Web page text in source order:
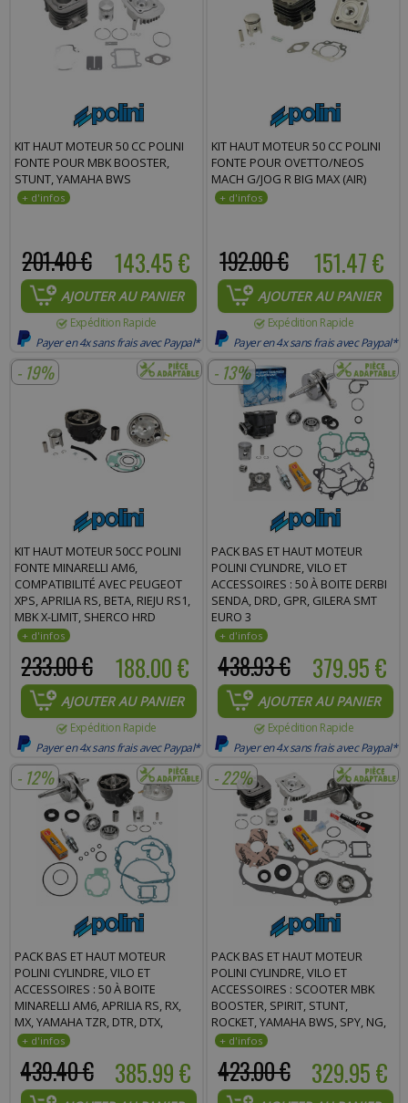
KIT HAUT MOTEUR 50 CC POLINI
FONTE POUR MBK BOOSTER,
STUNT, YAMAHA BWS
143.45 €
201.40 €
AJOUTER AU PANIER
Expédition Rapide
Payer en 4x sans frais avec Paypal*
KIT HAUT MOTEUR 50 CC POLINI
FONTE POUR OVETTO/NEOS
MACH G/JOG R BIG MAX (AIR)
151.47 €
192.00 €
AJOUTER AU PANIER
Expédition Rapide
Payer en 4x sans frais avec Paypal*
- 19%
KIT HAUT MOTEUR 50CC POLINI
FONTE MINARELLI AM6,
COMPATIBILITÉ AVEC PEUGEOT
XPS, APRILIA RS, BETA, RIEJU RS1,
MBK X-LIMIT, SHERCO HRD
188.00 €
233.00 €
AJOUTER AU PANIER
Expédition Rapide
Payer en 4x sans frais avec Paypal*
- 13%
PACK BAS ET HAUT MOTEUR
POLINI CYLINDRE, VILO ET
ACCESSOIRES : 50 À BOITE DERBI
SENDA, DRD, GPR, GILERA SMT
EURO 3
379.95 €
438.93 €
AJOUTER AU PANIER
Expédition Rapide
Payer en 4x sans frais avec Paypal*
- 12%
PACK BAS ET HAUT MOTEUR
POLINI CYLINDRE, VILO ET
ACCESSOIRES : 50 À BOITE
MINARELLI AM6, APRILIA RS, RX,
MX, YAMAHA TZR, DTR, DTX,
PEUGEOT XP6, XPS, BETA RR
385.99 €
439.40 €
- 22%
PACK BAS ET HAUT MOTEUR
POLINI CYLINDRE, VILO ET
ACCESSOIRES : SCOOTER MBK
BOOSTER, SPIRIT, STUNT,
ROCKET, YAMAHA BWS, SPY, NG,
SLIDER
329.95 €
423.00 €